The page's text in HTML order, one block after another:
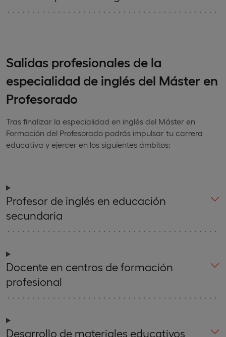
Salidas profesionales de la
especialidad de inglés del Máster en
Profesorado
Tras finalizar la especialidad en inglés del Máster en
Formación del Profesorado podrás impulsar tu carrera
educativa y ejercer en los siguientes ámbitos:
Profesor de inglés en educación
secundaria
Docente en centros de formación
profesional
Desarrollo de materiales educativos